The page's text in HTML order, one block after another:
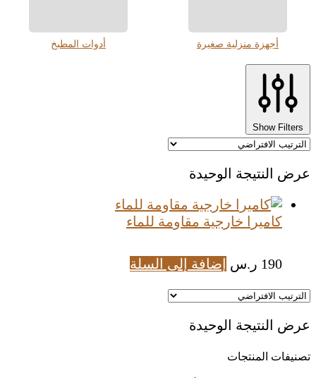
أجهزة منزلية صغيرة أدوات المطبخ
Show Filters
عرض النتيجة الوحيدة
كاميرا خارجية مقاومة للماء
190 ر.س إضافة إلى السلة
عرض النتيجة الوحيدة
تصنيفات المنتجات